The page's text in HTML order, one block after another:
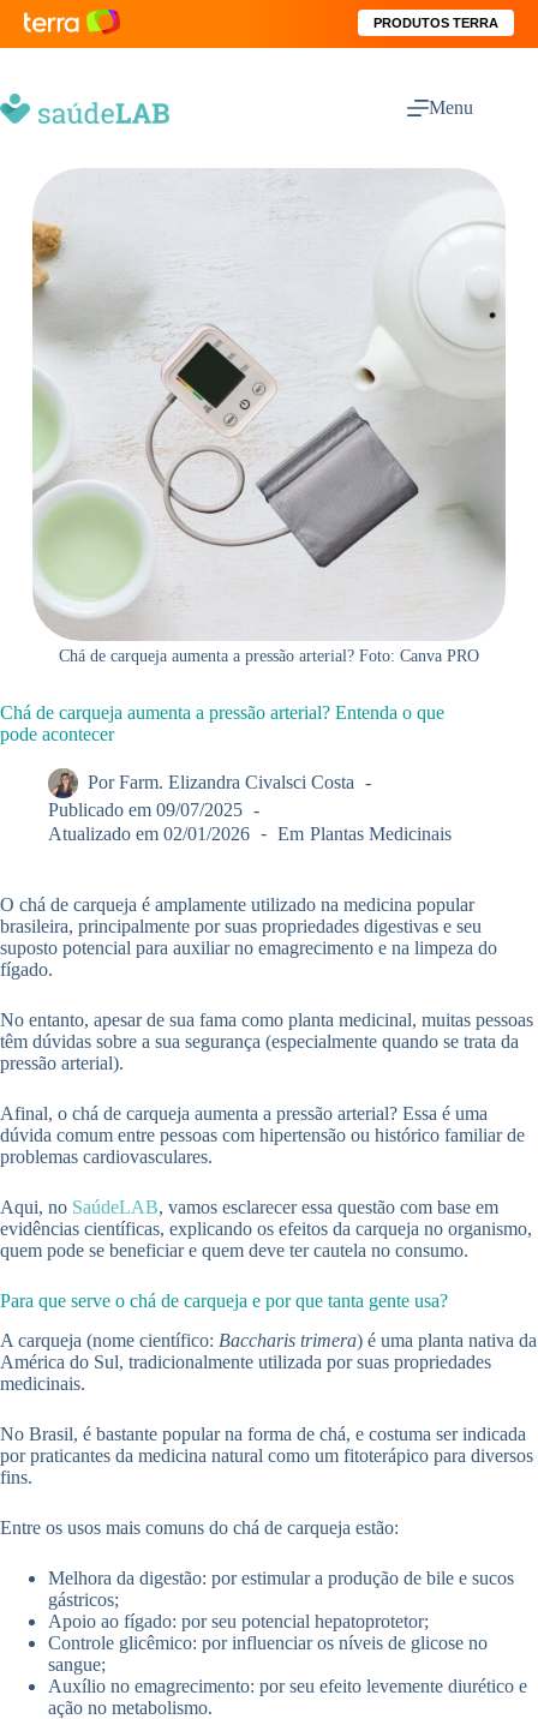
PRODUTOS TERRA
Menu
Chá de carqueja aumenta a pressão arterial? Foto: Canva PRO
Chá de carqueja aumenta a pressão arterial? Entenda o que
pode acontecer
Por Farm. Elizandra Civalsci Costa
Publicado em 09/07/2025
Atualizado em 02/01/2026 Em Plantas Medicinais
O chá de carqueja é amplamente utilizado na medicina popular
brasileira, principalmente por suas propriedades digestivas e seu
suposto potencial para auxiliar no emagrecimento e na limpeza do
fígado.
No entanto, apesar de sua fama como planta medicinal, muitas pessoas
têm dúvidas sobre a sua segurança (especialmente quando se trata da
pressão arterial).
Afinal, o chá de carqueja aumenta a pressão arterial? Essa é uma
dúvida comum entre pessoas com hipertensão ou histórico familiar de
problemas cardiovasculares.
Aqui, no SaúdeLAB, vamos esclarecer essa questão com base em
evidências científicas, explicando os efeitos da carqueja no organismo,
quem pode se beneficiar e quem deve ter cautela no consumo.
Para que serve o chá de carqueja e por que tanta gente usa?
A carqueja (nome científico: Baccharis trimera) é uma planta nativa da
América do Sul, tradicionalmente utilizada por suas propriedades
medicinais.
No Brasil, é bastante popular na forma de chá, e costuma ser indicada
por praticantes da medicina natural como um fitoterápico para diversos
fins.
Entre os usos mais comuns do chá de carqueja estão:
Melhora da digestão: por estimular a produção de bile e sucos
gástricos;
Apoio ao fígado: por seu potencial hepatoprotetor;
Controle glicêmico: por influenciar os níveis de glicose no
sangue;
Auxílio no emagrecimento: por seu efeito levemente diurético e
ação no metabolismo.